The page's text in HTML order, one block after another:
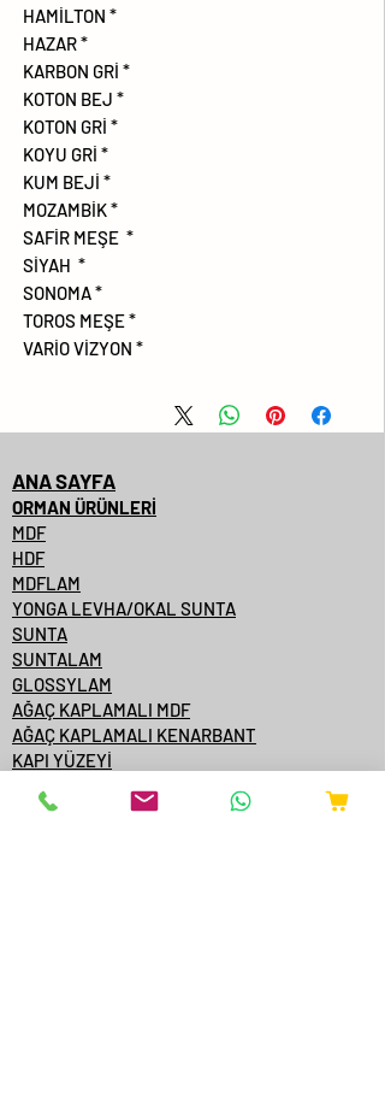
* HAMİLTON
* HAZAR
* KARBON GRİ
* KOTON BEJ
* KOTON GRİ
* KOYU GRİ
* KUM BEJİ
* MOZAMBİK
* SAFİR MEŞE
* SİYAH
* SONOMA
* TOROS MEŞE
* VARİO VİZYON
ANA SAYFA
ORMAN ÜRÜNLERİ
MDF
HDF
MDFLAM
YONGA LEVHA/OKAL SUNTA
SUNTA
SUNTALAM
GLOSSYLAM
AĞAÇ KAPLAMALI MDF
AĞAÇ KAPLAMALI KENARBANT
KAPI YÜZEYİ
KONTRPLAK
TEK YÜZE MDFLAM